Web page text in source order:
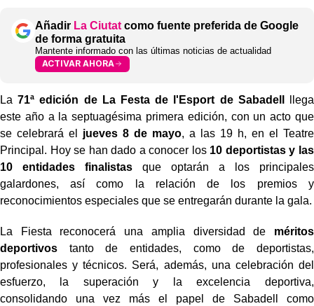
Añadir La Ciutat como fuente preferida de Google
de forma gratuita
Mantente informado con las últimas noticias de actualidad
ACTIVAR AHORA
La71ª edición de La Festa de l'Esport de Sabadell
llega
este año a la septuagésima primera edición, con un acto que
se celebrará el
jueves 8 de mayo, a las 19 h, en el Teatre
Principal. Hoy se han dado a conocer los 10 deportistas y las
10 entidades finalistasque optarán a los principales
galardones, así como la relación de los premios y
reconocimientos especiales que se entregarán durante la gala.
La Fiesta reconocerá una amplia diversidad de méritos
deportivos tanto de entidades, como de deportistas,
profesionales y técnicos. Será, además, una celebración del
esfuerzo, la superación y la excelencia deportiva,
consolidando una vez más el papel de Sabadell como